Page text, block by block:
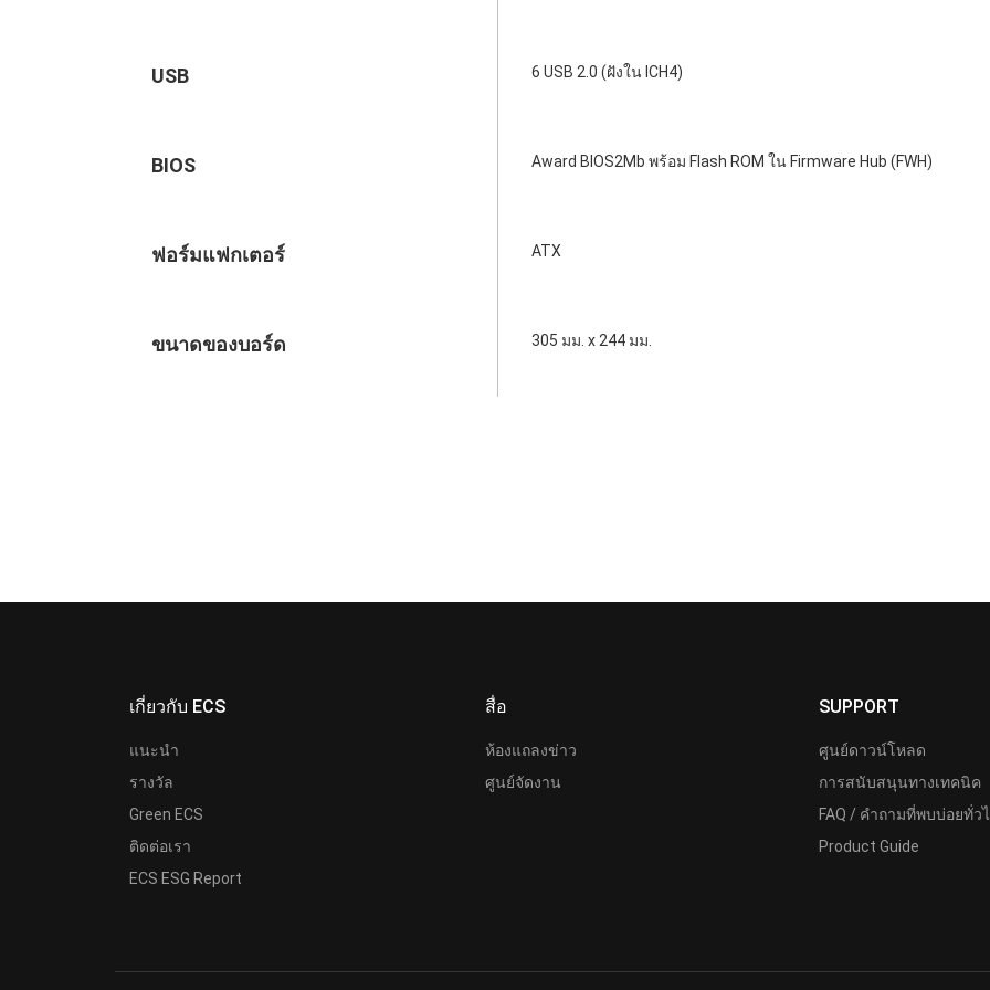
USB 6 USB 2.0 (ฝังใน ICH4)
BIOS Award BIOS2Mb พร้อม Flash ROM ใน Firmware Hub (FWH)
ฟอร์มแฟกเตอร์ ATX
ขนาดของบอร์ด 305 มม. x 244 มม.
เกี่ยวกับ ECS
แนะนำ
รางวัล
Green ECS
ติดต่อเรา
ECS ESG Report
สื่อ
ห้องแถลงข่าว
ศูนย์จัดงาน
SUPPORT
ศูนย์ดาวน์โหลด
การสนับสนุนทางเทคนิค
FAQ / คำถามที่พบบ่อยทั่ว
Product Guide